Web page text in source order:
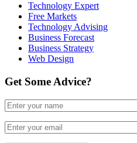
Technology Expert
Free Markets
Technology Advising
Business Forecast
Business Strategy
Web Design
Get Some Advice?